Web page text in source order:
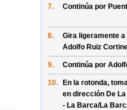
7. Continúa por
8. Gira ligeramente a
Adolfo Ruiz
9. Continúa por
10. En la rotonda,
en dirección De
- La Barca/La